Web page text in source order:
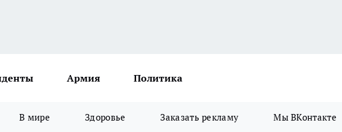
Армия Политика
В мире Здоровье Заказать рекламу Мы ВКонтакте